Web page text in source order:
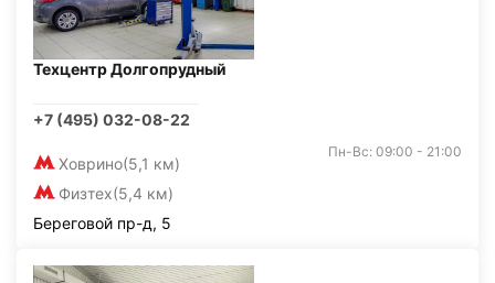
Техцентр Долгопрудный
+7 (495) 032-08-22
Ховрино(5,1 км)
Физтех(5,4 км)
Пн-Вс: 09:00 - 21:00
Береговой пр-д, 5